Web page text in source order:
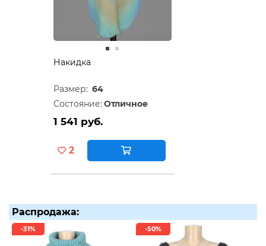
Накидка
Размер: 64
Состояние: Отличное
1 541 руб.
2
Распродажа:
-31% -50%